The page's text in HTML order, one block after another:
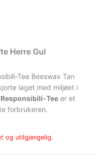
Herre Gul
Tee Beeswax Tan
laget med miljøet i
Tee er et
forbrukeren.
og utilgjengelig.